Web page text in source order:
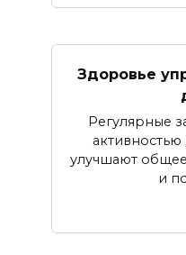
Здоровье
Регулярные
улучшают
и